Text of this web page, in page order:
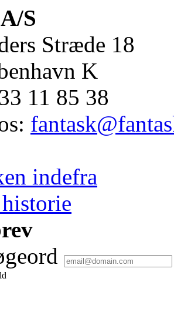
S
Stræde 18
K
11 85 38
indefra